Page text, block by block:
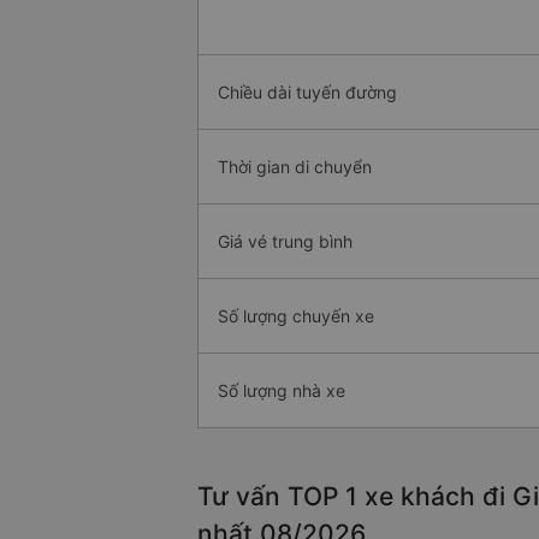
Chiều dài tuyến đường
Thời gian di chuyển
Giá vé trung bình
Số lượng chuyến xe
Số lượng nhà xe
Tư vấn TOP 1 xe khách đi